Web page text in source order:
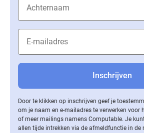
Door te klikken op inschrijven geef je
om je naam en e-mailadres te verwerken voor
of meer mailings namens Computable. Je
allen tijde intrekken via de af­meld­func­tie in de